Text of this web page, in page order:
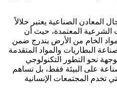
الصناعية يعتبر حلالاً
الشرعية المعتمدة، حيث أن
الخام من الأرض يندرج ضمن
البطاريات والمواد المتقدمة
نحو التطور التكنولوجي
على البيئة فقط، بل تساهم
تخدم المجتمعات الإنسانية